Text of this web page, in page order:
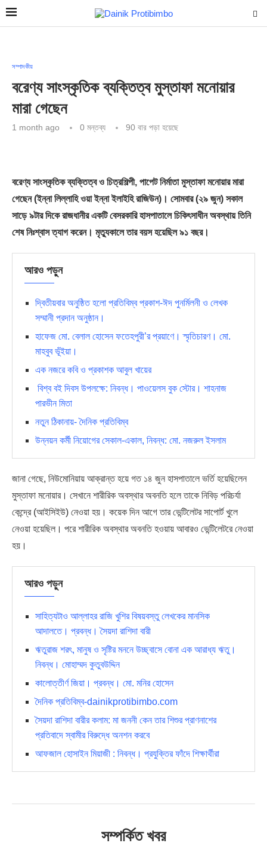
সম্পাদকীয়
বরেণ্য সাংস্কৃতিক ব্যক্তিত্ব মুস্তাফা মনোয়ার
মারা গেছেন
1 month ago 0 মন্তব্য 90 বার পড়া হয়েছে
বরেণ্য সাংস্কৃতিক ব্যক্তিত্ব ও চিত্রশিল্পী, পাপেট নির্মাতা মুস্তাফা মনোয়ার মারা
গেছেন (ইন্না লিল্লাহি ওয়া ইন্না ইলাইহি রাজিউন)। সোমবার (২৯ জুন) সকাল
সাড়ে ৯টার দিকে রাজধানীর একটি বেসরকারি হাসপাতালে চিকিৎসাধীন অবস্থায় তিনি
শেষ নিঃশ্বাস ত্যাগ করেন। মৃত্যুকালে তার বয়স হয়েছিল ৯১ বছর।
আরও পড়ুন
দ্বিতীয়বার অনুষ্ঠিত হলো প্রতিবিম্ব প্রকাশ-ঈদ পুনর্মিলনী ও লেখক
সম্মানী প্রদান অনুষ্ঠান।
হাফেজ মো. বেলাল হোসেন ফতেহপুরী’র প্রয়াণে। স্মৃতিচারণ। মো.
মাহবুব ভূঁইয়া।
এক নজরে কবি ও প্রকাশক আবুল খায়ের
বিশ্ব বই দিবস উপলক্ষে: নিবন্ধ। পাওয়েলস বুক স্টোর। শাহনাজ
পারভীন মিতা
নতুন ঠিকানায়- দৈনিক প্রতিবিম্ব
উন্নয়ন কর্মী নিয়োগের সেকাল-একাল, নিবন্ধ: মো. নজরুল ইসলাম
জানা গেছে, নিউমোনিয়ায় আক্রান্ত হয়ে গত ১৪ জুন হাসপাতালে ভর্তি হয়েছিলেন
মুস্তাফা মনোয়ার। সেখানে শারীরিক অবস্থার অবনতি হলে তাকে নিবিড় পরিচর্যা
কেন্দ্রে (আইসিইউ) নেওয়া হয়। কয়েক দিন আগে তার ভেন্টিলেটর সাপোর্ট খুলে
নেওয়া হয়েছিল। পরে শারীরিক অবস্থার অবনতি হওয়ায় আবারও ভেন্টিলেটরে নেওয়া
হয়।
আরও পড়ুন
সাহিত্যটাও আল্লাহর রাজি খুশির বিষয়বস্তু লেখকের মানসিক
আদালতে। প্রবন্ধ। সৈয়দা রাশিদা বারী
ঋতুরাজ শরৎ, মানুষ ও সৃষ্টির মননে উচ্ছ্বাসে বোনা এক আরাধ্য ঋতু।
নিবন্ধ। মোহাম্মদ কুতুবউদ্দিন
কালোত্তীর্ণ জিয়া। প্রবন্ধ। মো. মনির হোসেন
দৈনিক প্রতিবিম্ব-dainikprotibimbo.com
সৈয়দা রাশিদা বারীর কলাম: মা জননী কেন তার শিশুর প্রাণনাশের
প্রতিবাদে স্বামীর বিরুদ্ধে অনশন করবে
আফজাল হোসাইন মিয়াজী : নিবন্ধ। প্রযুক্তির ফাঁদে শিক্ষার্থীরা
সম্পর্কিত খবর